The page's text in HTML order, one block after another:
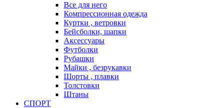
Все для него
Компрессионная одежда
Куртки , ветровки
Бейсболки, шапки
Аксессуары
Футболки
Рубашки
Майки , безрукавки
Шорты , плавки
Толстовки
Штаны
СПОРТ